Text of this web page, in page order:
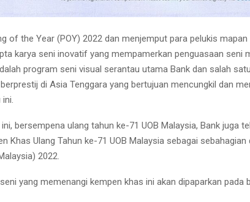
of the Year (POY) 2022 dan menjemput para pelukis
karya seni inovatif yang mempamerkan penguasaan seni
program seni visual serantau utama Bank dan salah
di Asia Tenggara yang bertujuan mencungkil dan
bersempena ulang tahun ke-71 UOB Malaysia, Bank juga
Khas Ulang Tahun ke-71 UOB Malaysia sebagai sebahagian
2022.
yang memenangi kempen khas ini akan dipaparkan pada